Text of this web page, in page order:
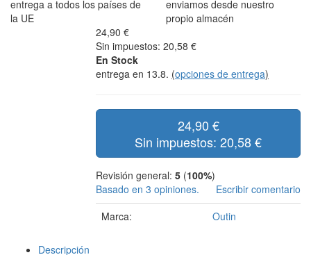
entrega a todos los países de
la UE
enviamos desde nuestro
propio almacén
24,90 €
Sin impuestos: 20,58 €
En Stock
entrega en 13.8. (opciones de entrega)
24,90 €
Sin impuestos: 20,58 €
Revisión general: 5 (100%)
Basado en 3 opiniones.
Escribir comentario
Marca:
Outin
Descripción